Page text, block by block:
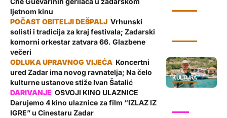
ljetnom kinu
Vrhunski
solisti i tradicija za kraj festivala; Zadarski
komorni orkestar zatvara 66. Glazbene
večeri
KULTURA
Koncertni
ured Zadar ima novog ravnatelja; Na čelo
kulturne ustanove stiže Ivan Šatalić
OSVOJI KINO ULAZNICE
Darujemo 4 kino ulaznice za film “IZLAZ IZ
IGRE” u Cinestaru Zadar